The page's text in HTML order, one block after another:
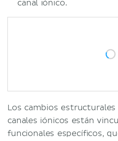
canal iónico.
Los cambios
canales iónicos están
funcionales específicos,